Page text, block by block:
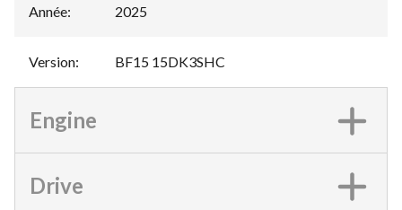
Année: 2025
Version: BF15 15DK3SHC
Engine
Drive